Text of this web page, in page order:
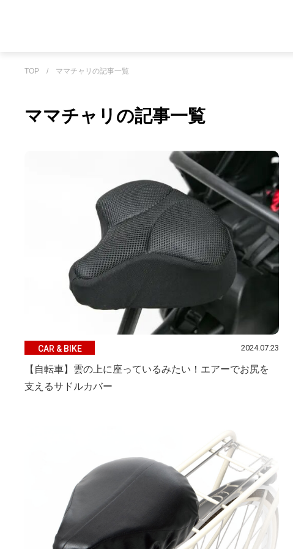
TOP / ママチャリの記事一覧
ママチャリの記事一覧
CAR & BIKE 2024.07.23
【自転車】雲の上に座っているみたい！エアーでお尻を
支えるサドルカバー